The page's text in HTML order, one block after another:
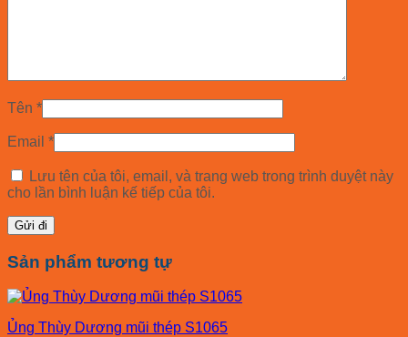
Tên *
Email *
Lưu tên của tôi, email, và trang web trong trình duyệt này
cho lần bình luận kế tiếp của tôi.
Sản phẩm tương tự
Ủng Thùy Dương mũi thép S1065